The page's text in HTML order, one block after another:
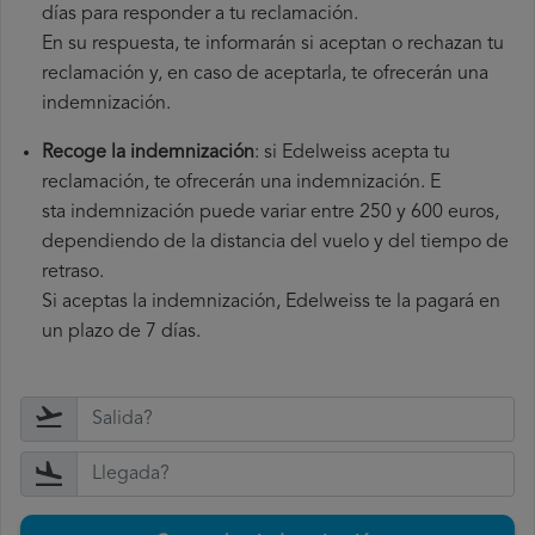
días para responder a tu reclamación.
En su respuesta, te informarán si aceptan o rechazan tu
reclamación y, en caso de aceptarla, te ofrecerán una
indemnización.
Recoge la indemnización: si Edelweiss acepta tu
reclamación, te ofrecerán una indemnización. E
sta indemnización puede variar entre 250 y 600 euros,
dependiendo de la distancia del vuelo y del tiempo de
retraso.
Si aceptas la indemnización, Edelweiss te la pagará en
un plazo de 7 días.